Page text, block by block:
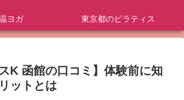
ヨガ 東京都のピラティス
K 函館の口コミ】体験前に知
ットとは